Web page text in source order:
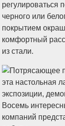
регулироваться
черного или
покрытием
комфортный
из стали.